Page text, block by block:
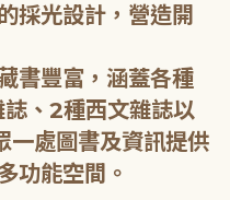
採光設計，營造開
書豐富，涵蓋各種
、2種西文雜誌以
一處圖書及資訊提供